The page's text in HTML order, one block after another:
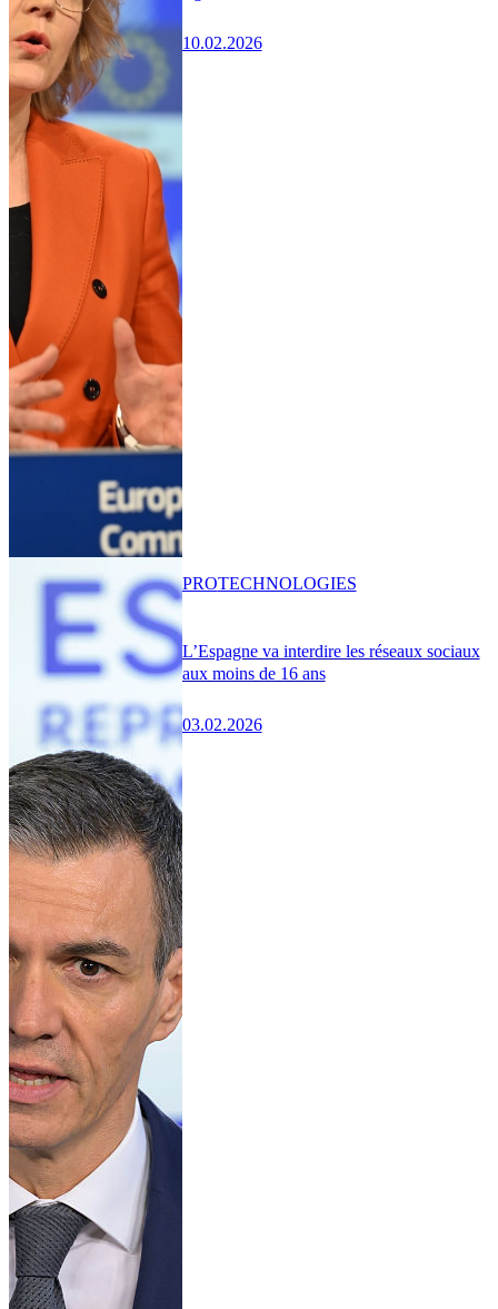
10.02.2026
L’Espagne va interdire les réseaux sociaux
aux moins de 16 ans
03.02.2026
PROTECHNOLOGIES